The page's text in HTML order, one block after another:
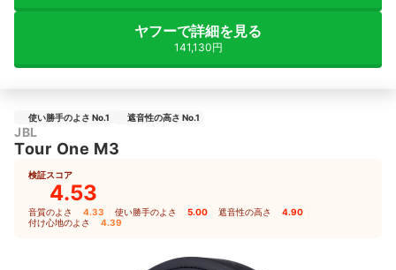
ヤフーで詳細を見る
141,130円
使い勝手のよさ No.1 遮音性の高さ No.1
JBL
Tour One M3
検証スコア
4.53
音質のよさ 4.33 使い勝手のよさ 5.00 遮音性の高さ 4.90
付け心地のよさ 4.39